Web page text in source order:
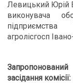
Левицький Юрій
виконувача
підприємства
агролісгосп
засідання комісії: